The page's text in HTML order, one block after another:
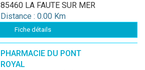
85460 LA FAUTE SUR MER
Distance : 0.00 Km
Fiche détails
PHARMACIE DU PONT
ROYAL